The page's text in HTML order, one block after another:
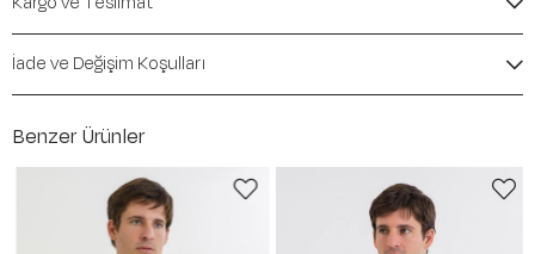
Kalıp / Form:
Mevsim:İlkbahar-Yaz
İade ve Değişim Koşulları
Benzer Ürünler